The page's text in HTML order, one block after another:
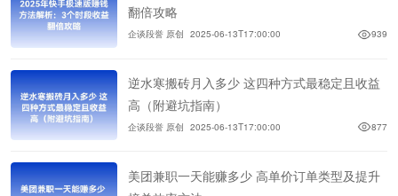
翻倍攻略
企谈段誉 原创 2025-06-13T17:00:00 939
逆水寒搬砖月入多少 这四种方式最稳定且收益
高（附避坑指南）
企谈段誉 原创 2025-06-13T17:00:00 877
美团兼职一天能赚多少 高单价订单类型及提升